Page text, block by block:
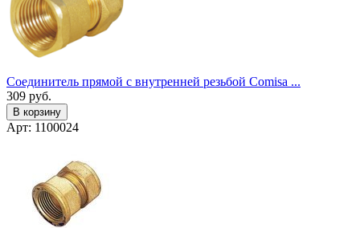
Соединитель прямой с внутренней резьбой Comisa ...
309 руб.
В корзину
Арт: 1100024